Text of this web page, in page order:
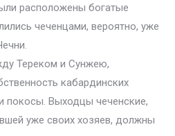
расположены богатые
чеченцами, вероятно, уже
Тереком и Сунжею,
кабардинских
покосы. Выходцы чеченские,
уже своих хозяев, должны